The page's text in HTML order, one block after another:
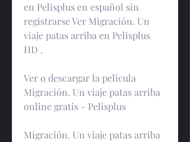
en Pelisplus en español sin
registrarse Ver Migración. Un
viaje patas arriba en Pelisplus
HD .
Ver o descargar la pelicula
Migración. Un viaje patas arriba
online gratis - Pelisplus
Migración. Un viaje patas arriba